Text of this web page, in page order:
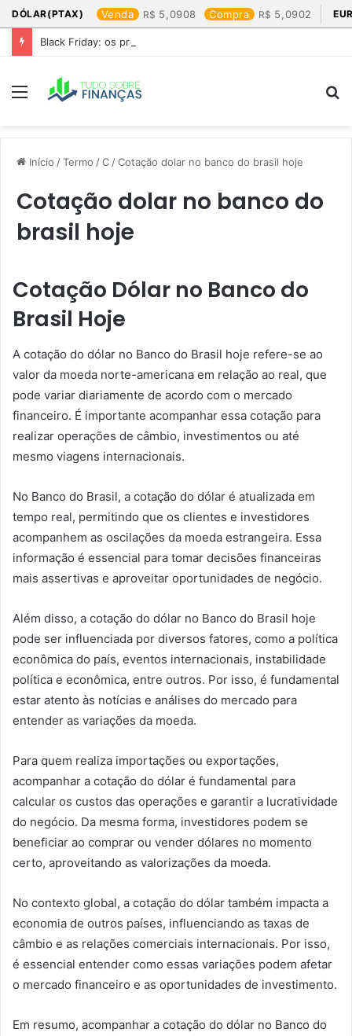
DÓLAR(PTAX) Venda 5,0908 Compra 5,0902
Black Friday: os produtos que mais valem a pena
Menu
Início /Termo /C /Cotação dolar no banco do brasil hoje​
Cotação dolar no banco do
brasil hoje​
Cotação Dólar no Banco do
Brasil Hoje
A cotação do dólar no Banco do Brasil hoje refere-se ao
valor da moeda norte-americana em relação ao real, que
pode variar diariamente de acordo com o mercado
financeiro. É importante acompanhar essa cotação para
realizar operações de câmbio, investimentos ou até
mesmo viagens internacionais.
No Banco do Brasil, a cotação do dólar é atualizada em
tempo real, permitindo que os clientes e investidores
acompanhem as oscilações da moeda estrangeira. Essa
informação é essencial para tomar decisões financeiras
mais assertivas e aproveitar oportunidades de negócio.
Além disso, a cotação do dólar no Banco do Brasil hoje
pode ser influenciada por diversos fatores, como a política
econômica do país, eventos internacionais, instabilidade
política e econômica, entre outros. Por isso, é fundamental
estar atento às notícias e análises do mercado para
entender as variações da moeda.
Para quem realiza importações ou exportações,
acompanhar a cotação do dólar é fundamental para
calcular os custos das operações e garantir a lucratividade
do negócio. Da mesma forma, investidores podem se
beneficiar ao comprar ou vender dólares no momento
certo, aproveitando as valorizações da moeda.
No contexto global, a cotação do dólar também impacta a
economia de outros países, influenciando as taxas de
câmbio e as relações comerciais internacionais. Por isso,
é essencial entender como essas variações podem afetar
o mercado financeiro e as oportunidades de investimento.
Em resumo, acompanhar a cotação do dólar no Banco do